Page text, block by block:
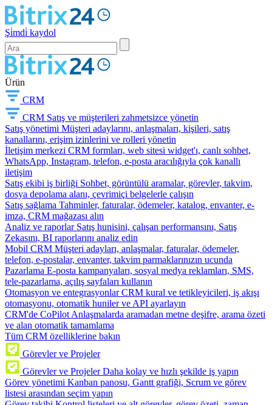
Şi̇mdi̇ kaydol
Ürün
CRM
CRM Satış ve müşterileri zahmetsizce yönetin
Satış yönetimi Müşteri adaylarını, anlaşmaları, kişileri, satış
kanallarını, erişim izinlerini ve rolleri yönetin
İletişim merkezi CRM formları, web sitesi widget'ı, canlı sohbet,
WhatsApp, Instagram, telefon, e-posta aracılığıyla çok kanallı
iletişim
Satış ekibi iş birliği Sohbet, görüntülü aramalar, görevler, takvim,
dosya depolama alanı, çevrimiçi belgelerle çalışın
Satış sağlama Tahminler, faturalar, ödemeler, katalog, envanter, e-
imza, CRM mağazası alın
Analiz ve raporlar Satış hunisini, çalışan performansını, Satış
Zekasını, BI raporlarını analiz edin
Mobil CRM Müşteri adayları, anlaşmalar, faturalar, ödemeler,
telefon, e-postalar, envanter, takvim parmaklarınızın ucunda
Pazarlama E-posta kampanyaları, sosyal medya reklamları, SMS,
tele-pazarlama, açılış sayfaları kullanın
Otomasyon ve entegrasyonlar CRM kural ve tetikleyicileri, iş akışı
otomasyonu, otomatik huniler ve API ayarlayın
CRM'de CoPilot Anlaşmalarda aramadan metne deşifre, arama özeti
ve alan otomatik tamamlama
Tüm CRM özelliklerine bakın
Görevler ve Projeler
Görevler ve Projeler Daha kolay ve hızlı şekilde iş yapın
Görev yönetimi Kanban panosu, Gantt grafiği, Scrum ve görev
listesi arasından seçim yapın